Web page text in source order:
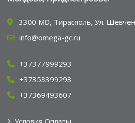
3300 MD, Тирасполь, Ул.
info@omega-gc.ru
+37377999293
+37353399293
+37369493607
Условия Оплаты